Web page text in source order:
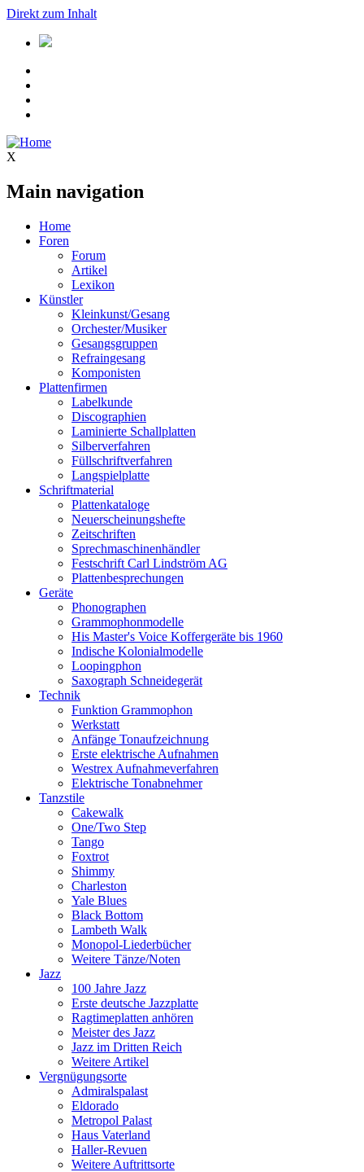
Direkt zum Inhalt
X
Main navigation
Home
Foren
Forum
Artikel
Lexikon
Künstler
Kleinkunst/Gesang
Orchester/Musiker
Gesangsgruppen
Refraingesang
Komponisten
Plattenfirmen
Labelkunde
Discographien
Laminierte Schallplatten
Silberverfahren
Füllschriftverfahren
Langspielplatte
Schriftmaterial
Plattenkataloge
Neuerscheinungshefte
Zeitschriften
Sprechmaschinenhändler
Festschrift Carl Lindström AG
Plattenbesprechungen
Geräte
Phonographen
Grammophonmodelle
His Master's Voice Koffergeräte bis 1960
Indische Kolonialmodelle
Loopingphon
Saxograph Schneidegerät
Technik
Funktion Grammophon
Werkstatt
Anfänge Tonaufzeichnung
Erste elektrische Aufnahmen
Westrex Aufnahmeverfahren
Elektrische Tonabnehmer
Tanzstile
Cakewalk
One/Two Step
Tango
Foxtrot
Shimmy
Charleston
Yale Blues
Black Bottom
Lambeth Walk
Monopol-Liederbücher
Weitere Tänze/Noten
Jazz
100 Jahre Jazz
Erste deutsche Jazzplatte
Ragtimeplatten anhören
Meister des Jazz
Jazz im Dritten Reich
Weitere Artikel
Vergnügungsorte
Admiralspalast
Eldorado
Metropol Palast
Haus Vaterland
Haller-Revuen
Weitere Auftrittsorte